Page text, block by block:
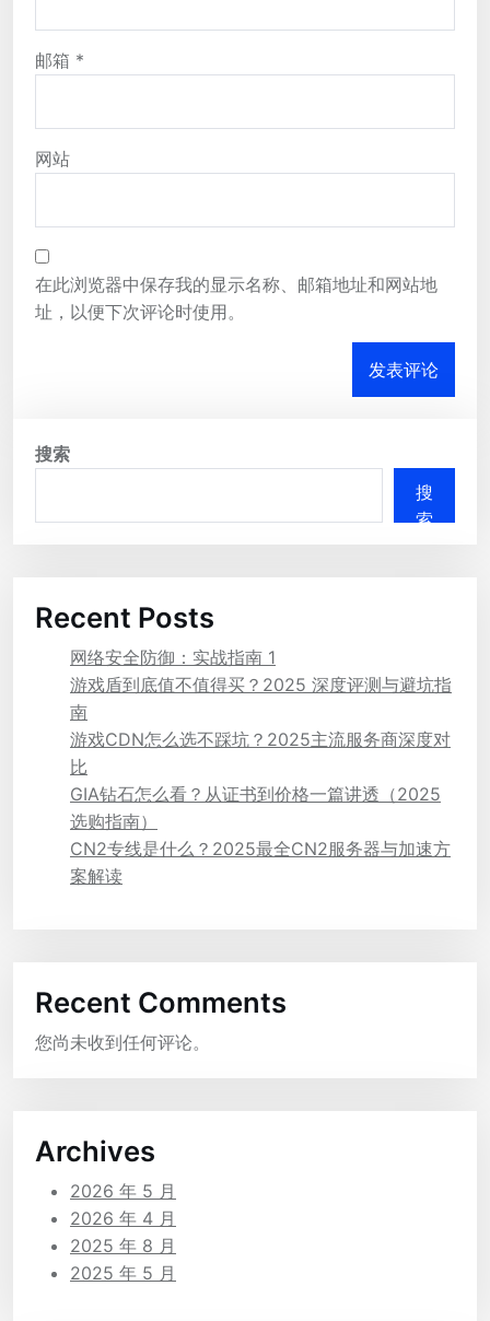
邮箱 *
网站
在此浏览器中保存我的显示名称、邮箱地址和网站地
址，以便下次评论时使用。
搜索
搜
索
Recent Posts
网络安全防御：实战指南 1
游戏盾到底值不值得买？2025 深度评测与避坑指
南
游戏CDN怎么选不踩坑？2025主流服务商深度对
比
GIA钻石怎么看？从证书到价格一篇讲透（2025
选购指南）
CN2专线是什么？2025最全CN2服务器与加速方
案解读
Recent Comments
您尚未收到任何评论。
Archives
2026 年 5 月
2026 年 4 月
2025 年 8 月
2025 年 5 月